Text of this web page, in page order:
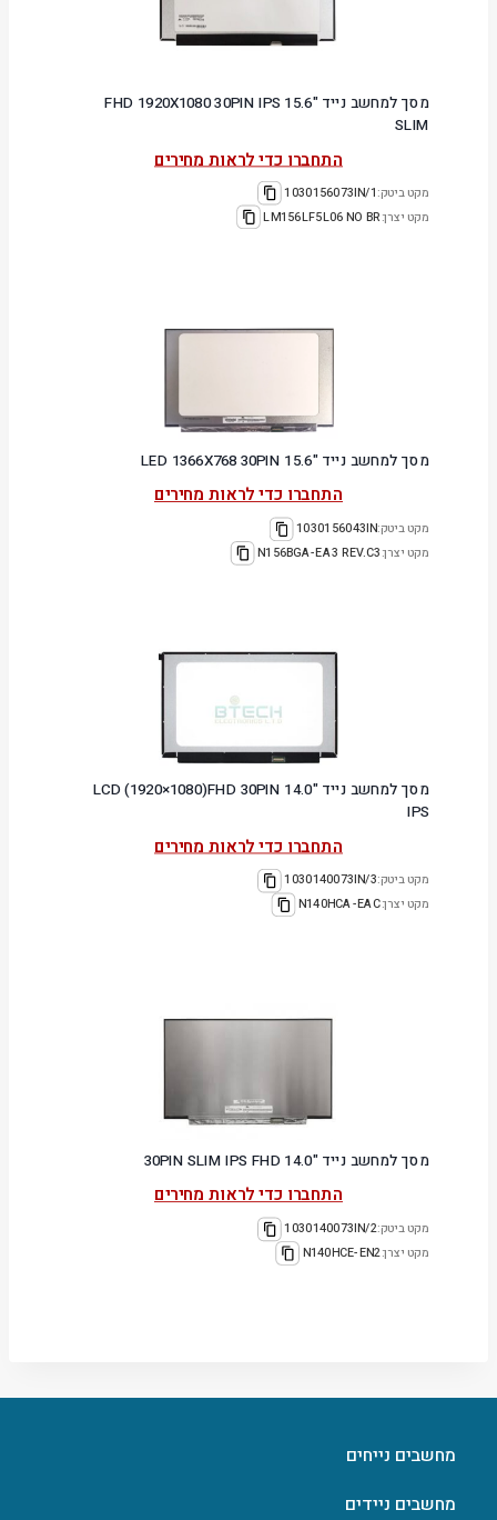
מסך למחשב נייד "15.6 FHD 1920X1080 30PIN IPS
SLIM
התחברו כדי לראות מחירים
מקט ביטק:1030156073IN/1
מקט יצרן:LM156LF5L06 NO BR
מסך למחשב נייד "15.6 LED 1366X768 30PIN
התחברו כדי לראות מחירים
מקט ביטק:1030156043IN
מקט יצרן:N156BGA-EA3 REV.C3
מסך למחשב נייד "14.0 LCD (1920×1080)FHD 30PIN
IPS
התחברו כדי לראות מחירים
מקט ביטק:1030140073IN/3
מקט יצרן:N140HCA-EAC
מסך למחשב נייד "14.0 30PIN SLIM IPS FHD
התחברו כדי לראות מחירים
מקט ביטק:1030140073IN/2
מקט יצרן:N140HCE-EN2
מחשבים נייחים
מחשבים ניידים